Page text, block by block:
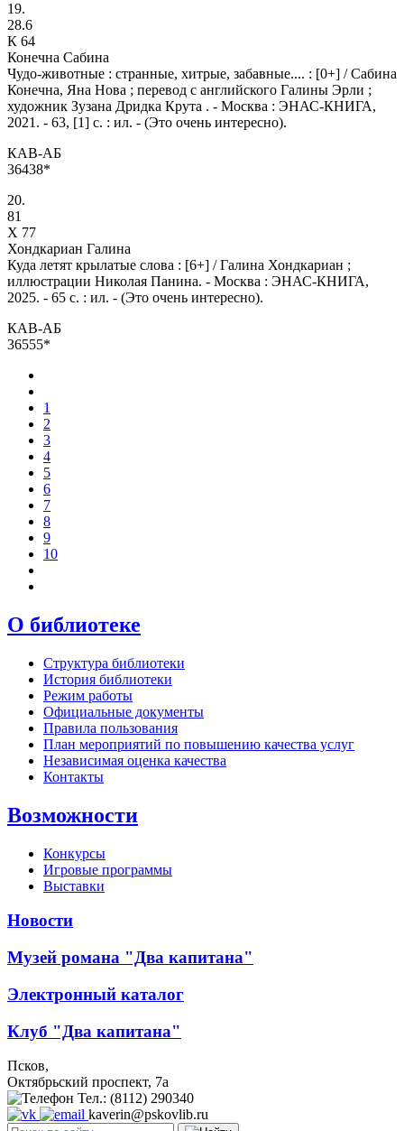
19.
28.6
К 64
Конечна Сабина
Чудо-животные : странные, хитрые, забавные.... : [0+] / Сабина
Конечна, Яна Нова ; перевод с английского Галины Эрли ;
художник Зузана Дридка Крута . - Москва : ЭНАС-КНИГА,
2021. - 63, [1] с. : ил. - (Это очень интересно).
КАВ-АБ
36438*
20.
81
Х 77
Хондкариан Галина
Куда летят крылатые слова : [6+] / Галина Хондкариан ;
иллюстрации Николая Панина. - Москва : ЭНАС-КНИГА,
2025. - 65 с. : ил. - (Это очень интересно).
КАВ-АБ
36555*
1
2
3
4
5
6
7
8
9
10
О библиотеке
Структура библиотеки
История библиотеки
Режим работы
Официальные документы
Правила пользования
План мероприятий по повышению качества услуг
Независимая оценка качества
Контакты
Возможности
Конкурсы
Игровые программы
Выставки
Новости
Музей романа "Два капитана"
Электронный каталог
Клуб "Два капитана"
Псков,
Октябрьский проспект, 7a
Тел.: (8112) 290340
kaverin@pskovlib.ru